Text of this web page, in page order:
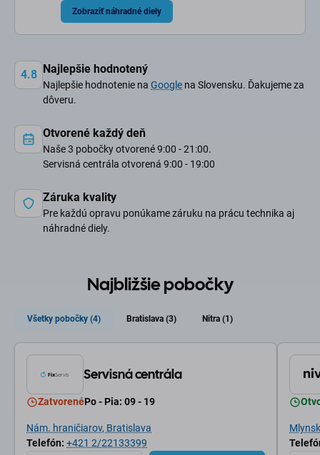
Zobraziť náhradné diely
4.8 Najlepšie hodnotený
Najlepšie hodnotenie na Google na Slovensku. Ďakujeme za
dôveru.
Otvorené každý deň
Naše 3 pobočky otvorené 9:00 - 21:00.
Servisná centrála otvorená 9:00 - 19:00
Záruka kvality
Pre každú opravu ponúkame záruku na prácu technika aj
náhradné diely.
Najbližšie pobočky
Všetky pobočky (4) Bratislava (3) Nitra (1)
Servisná centrála
Telefón: +421 2/22133399
ZatvorenéPo - Pia: 09 - 19
Nám. hraničiarov, Bratislava